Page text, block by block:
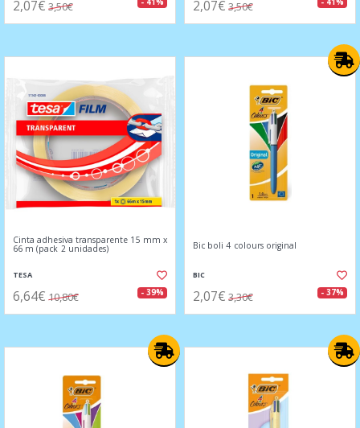
2,07€ 3,50€ - 41% 2,07€ 3,50€ - 41%
Cinta adhesiva transparente 15 mm x
66 m (pack 2 unidades)
TESA
6,64€ 10,80€ - 39%
Bic boli 4 colours original
BIC
2,07€ 3,30€ - 37%